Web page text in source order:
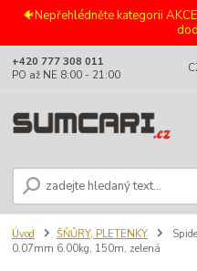
🐠Nepřehlédněte kategorii
+420 777 308 011
PO až NE 8:00 - 21:00
Úvod ŠŇŮRY, PLETENKY
0.07mm 6.00kg, 150m, zelená